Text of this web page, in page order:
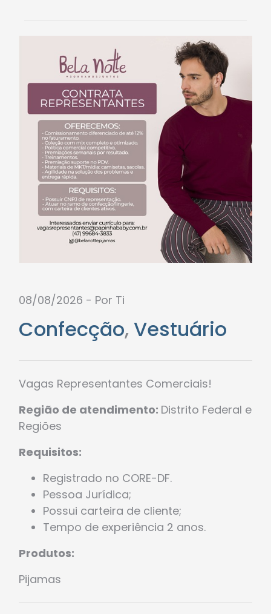
08/08/2026 - Por Ti
Confecção, Vestuário
Vagas Representantes Comerciais!
Região de atendimento: Distrito Federal e
Regiões
Requisitos:
Registrado no CORE-DF.
Pessoa Jurídica;
Possui carteira de cliente;
Tempo de experiência 2 anos.
Produtos:
Pijamas